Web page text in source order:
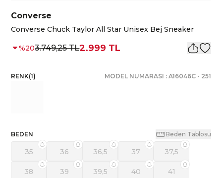
Converse
Converse Chuck Taylor All Star Unisex Bej Sneaker
%203.749,25 TL2.999 TL
RENK(1) MODEL NUMARASI : A16046C- 251
BEDEN Beden Tablosu
35 36 36,5 37 37,5
38 39 39,5 40 41